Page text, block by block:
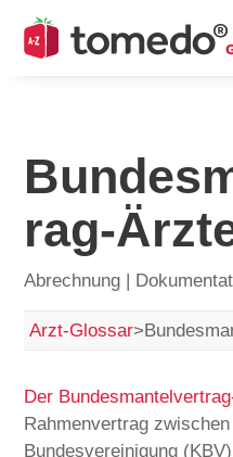
rag-
Abrechnung |
Arzt-Glossar>
Der
Rahmenvertrag
Bundesvereinigung